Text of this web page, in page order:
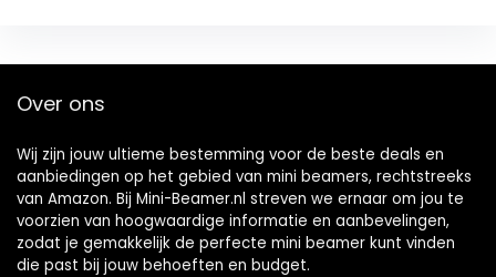
Over ons
Wij zijn jouw ultieme bestemming voor de beste deals en
aanbiedingen op het gebied van mini beamers, rechtstreeks
van Amazon. Bij Mini-Beamer.nl streven we ernaar om jou te
voorzien van hoogwaardige informatie en aanbevelingen,
zodat je gemakkelijk de perfecte mini beamer kunt vinden
die past bij jouw behoeften en budget.